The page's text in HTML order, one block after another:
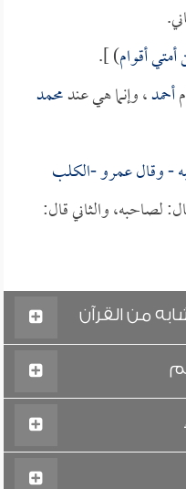
أقوام) ].
أحمد، وإنما هي عندمحمد
- وقالعمرو-الكلب
لصاحبه، والثاني قال:
من القرآن